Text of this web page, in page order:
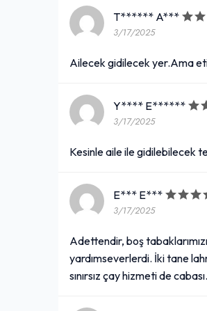
T****** A***
3/17/2025
Ailecek gidilecek yer.Ama
Y**** E******
3/17/2025
Kesinle aile ile gidilebilecek
E*** E***
3/17/2025
Adettendir, boş
yardımseverlerdi. İki tane
sınırsız çay hizmeti de